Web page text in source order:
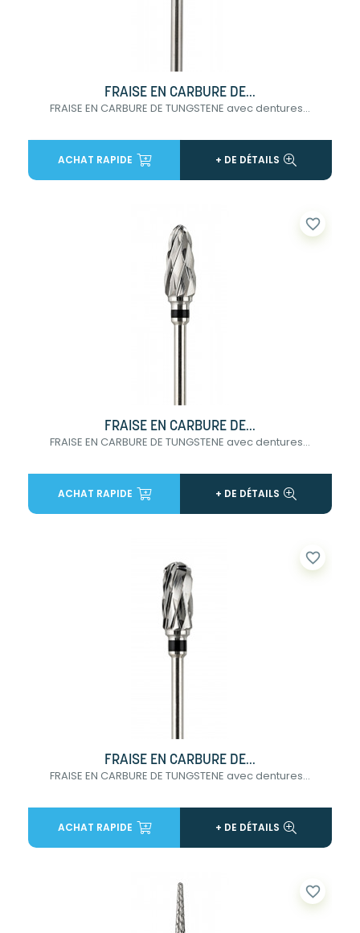
FRAISE EN CARBURE DE...
FRAISE EN CARBURE DE TUNGSTENE avec dentures...
ACHAT RAPIDE + DE DÉTAILS
favorite_border
FRAISE EN CARBURE DE...
FRAISE EN CARBURE DE TUNGSTENE avec dentures...
ACHAT RAPIDE + DE DÉTAILS
favorite_border
FRAISE EN CARBURE DE...
FRAISE EN CARBURE DE TUNGSTENE avec dentures...
ACHAT RAPIDE + DE DÉTAILS
favorite_border